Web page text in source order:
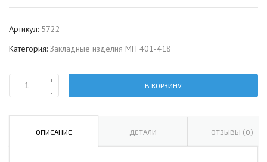
Артикул: 5722
Категория: Закладные изделия МН 401-418
Количество
закладное
+
-
В КОРЗИНУ
ОПИСАНИЕ ДЕТАЛИ ОТЗЫВЫ (0)